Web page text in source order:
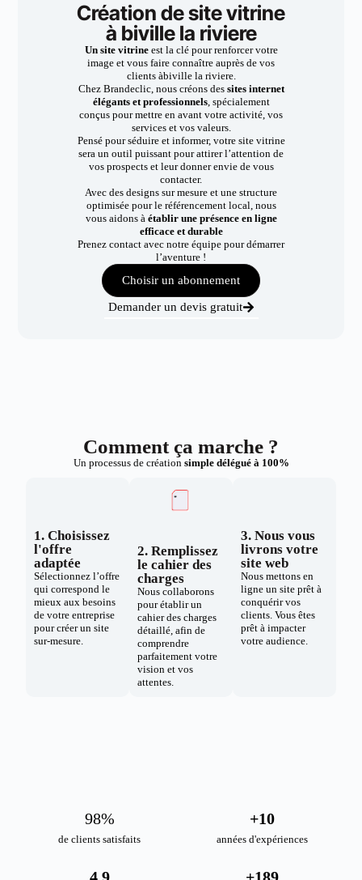
Création de site vitrine
à biville la riviere
Un site vitrineest la clé pour renforcer votre
image et vous faire connaître auprès de vos
clients àbiville la riviere.
Chez Brandeclic, nous créons dessites internet
élégants et professionnels, spécialement
conçus pour mettre en avant votre activité, vos
services et vos valeurs.
Pensé pour séduire et informer, votre site vitrine
sera un outil puissant pour attirer l’attention de
vos prospects et leur donner envie de vous
contacter.
Avec des designs sur mesure et une structure
optimisée pour le référencement local, nous
vous aidons à établir une présence en ligne
efficace et durable
Prenez contact avec notre équipe pour démarrer
l’aventure !
Choisir un abonnement
Demander un devis gratuit
Comment ça marche ?
Un processus de création simple délégué à 100%
1. Choisissez
l'offre
adaptée
Sélectionnez l’offre
qui correspond le
mieux aux besoins
de votre entreprise
pour créer un site
sur-mesure.
2. Remplissez
le cahier des
charges
Nous collaborons
pour établir un
cahier des charges
détaillé, afin de
comprendre
parfaitement votre
vision et vos
attentes.
3. Nous vous
livrons votre
site web
Nous mettons en
ligne un site prêt à
conquérir vos
clients. Vous êtes
prêt à impacter
votre audience.
de clients satisfaits
98%
années d'expériences
+10